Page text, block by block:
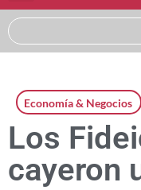
Economía & Negocios
Los
cayeron